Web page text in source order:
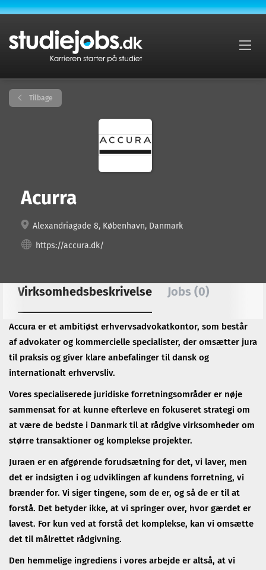
Tilbage
Acurra
Alexandriagade 8, København, Danmark
https://accura.dk/
Virksomhedsbeskrivelse Jobs (0)
Accura er et ambitiøst erhvervsadvokatkontor, som består
af advokater og kommercielle specialister, der omsætter jura
til praksis og giver klare anbefalinger til dansk og
internationalt erhvervsliv.
Vores specialiserede juridiske forretningsområder er nøje
sammensat for at kunne efterleve en fokuseret strategi om
at være de bedste i Danmark til at rådgive virksomheder om
større transaktioner og komplekse projekter.
Juraen er en afgørende forudsætning for det, vi laver, men
det er indsigten i og udviklingen af kundens forretning, vi
brænder for. Vi siger tingene, som de er, og så de er til at
forstå. Det betyder ikke, at vi springer over, hvor gærdet er
lavest. For kun ved at forstå det komplekse, kan vi omsætte
det til målrettet rådgivning.
Den hemmelige ingrediens i vores arbejde er altså, at vi